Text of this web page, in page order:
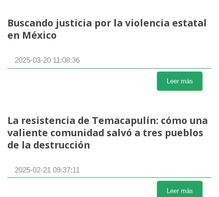
Buscando justicia por la violencia estatal
en México
2025-03-20 11:08:36
Leer más
La resistencia de Temacapulín: cómo una
valiente comunidad salvó a tres pueblos
de la destrucción
2025-02-21 09:37:11
Leer más